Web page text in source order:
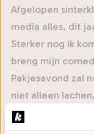
Afgelopen
media alles, dit
Sterker nog ik
breng mijn
Pakjesavond zal
niet alleen
cadeau’s, verse